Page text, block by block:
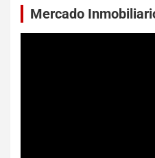
Mercado